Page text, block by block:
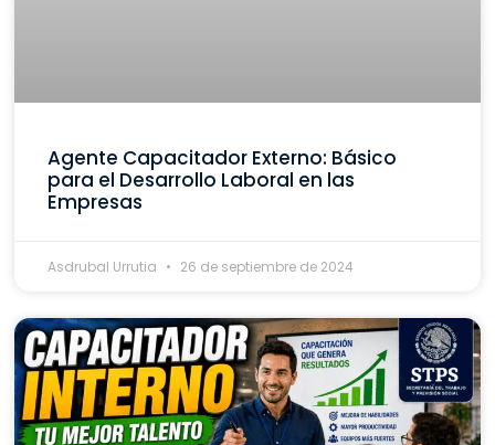
Agente Capacitador Externo: Básico
para el Desarrollo Laboral en las
Empresas
Asdrubal Urrutia 26 de septiembre de 2024